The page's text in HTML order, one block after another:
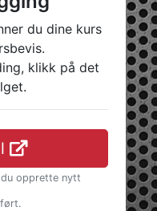
du dine kurs
klikk på det
opprette nytt